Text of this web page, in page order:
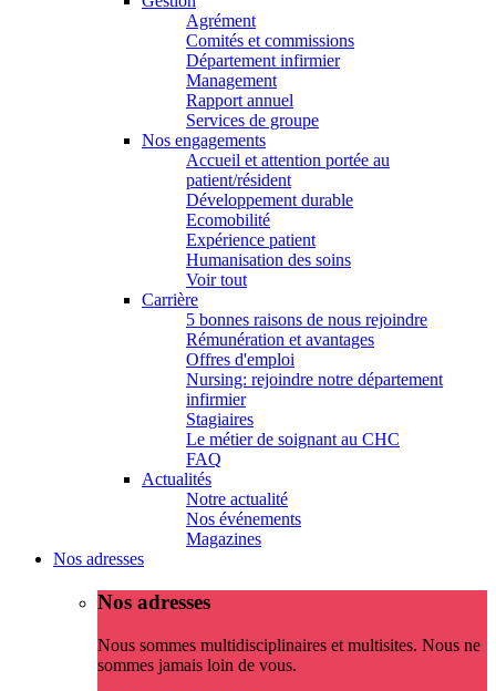
Agrément
Comités et commissions
Département infirmier
Management
Rapport annuel
Services de groupe
Nos engagements
Accueil et attention portée au
patient/résident
Développement durable
Ecomobilité
Expérience patient
Humanisation des soins
Voir tout
Carrière
5 bonnes raisons de nous rejoindre
Rémunération et avantages
Offres d'emploi
Nursing: rejoindre notre département
infirmier
Stagiaires
Le métier de soignant au CHC
FAQ
Actualités
Notre actualité
Nos événements
Magazines
Nos adresses
Nos adresses
Nous sommes multidisciplinaires et multisites. Nous ne
sommes jamais loin de vous.